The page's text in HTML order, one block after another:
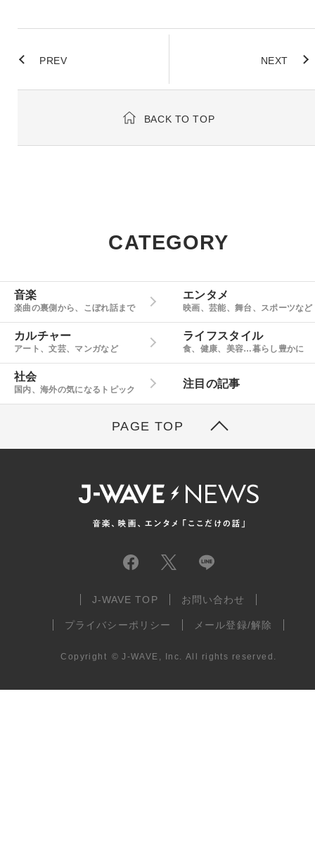
PREV NEXT
BACK TO TOP
CATEGORY
音楽
楽曲の裏側から、こぼれ話まで
エンタメ
映画、芸能、舞台、スポーツなど
カルチャー
アート、文芸、マンガなど
ライフスタイル
食、健康、美容…暮らし豊かに
社会
国内、海外の気になるトピック
注目の記事
PAGE TOP
J-WAVE TOP お問い合わせ
プライバシーポリシー メール登録/解除
Copyright © J-WAVE, Inc. All rights reserved.